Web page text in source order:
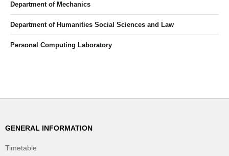
Department of Mechanics
Department of Humanities Social Sciences and Law
Personal Computing Laboratory
GENERAL INFORMATION
Timetable